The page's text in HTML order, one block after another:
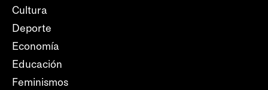
Cultura
Deporte
Economía
Educación
Feminismos